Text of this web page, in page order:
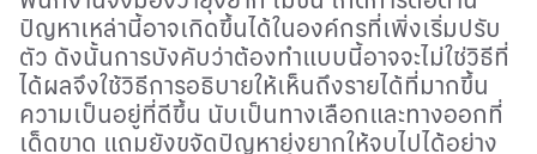
ปัญหาเหล่านี้อาจเกิดขึ้นได้ในองค์กรที่เพิ่งเริ่มปรับ
ตัว ดังนั้นการบังคับว่าต้องทำแบบนี้อาจจะไม่ใช่วิธีที่
ได้ผลจึงใช้วิธีการอธิบายให้เห็นถึงรายได้ที่มากขึ้น
ความเป็นอยู่ที่ดีขึ้น นับเป็นทางเลือกและทางออกที่
เด็ดขาด แถมยังขจัดปัญหายุ่งยากให้จบไปได้อย่าง